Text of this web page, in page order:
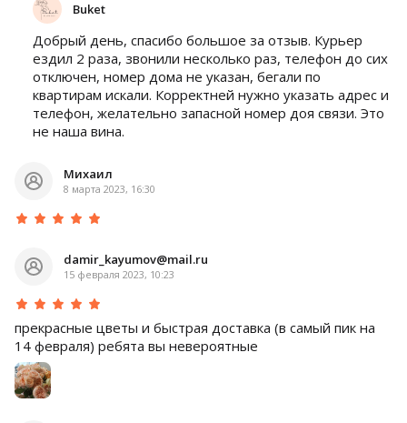
Buket
Добрый день, спасибо большое за отзыв. Курьер
ездил 2 раза, звонили несколько раз, телефон до сих
отключен, номер дома не указан, бегали по
квартирам искали. Корректней нужно указать адрес и
телефон, желательно запасной номер доя связи. Это
не наша вина.
Михаил
8 марта 2023, 16:30
damir_kayumov@mail.ru
15 февраля 2023, 10:23
прекрасные цветы и быстрая доставка (в самый пик на
14 февраля) ребята вы невероятные